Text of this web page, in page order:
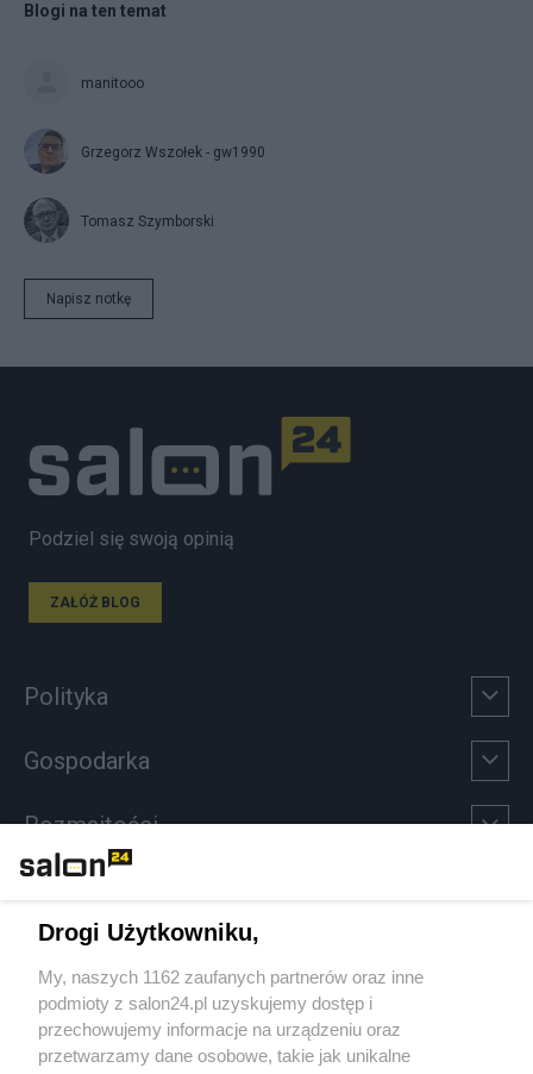
Blogi na ten temat
manitooo
Grzegorz Wszołek - gw1990
Tomasz Szymborski
Napisz notkę
Podziel się swoją opinią
ZAŁÓŻ BLOG
Polityka
Gospodarka
Rozmaitości
Sport
Społeczeństwo
Drogi Użytkowniku,
My, naszych 1162 zaufanych partnerów oraz inne
podmioty z salon24.pl uzyskujemy dostęp i
przechowujemy informacje na urządzeniu oraz
przetwarzamy dane osobowe, takie jak unikalne